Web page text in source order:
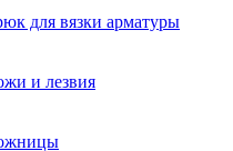
для вязки арматуры
и лезвия